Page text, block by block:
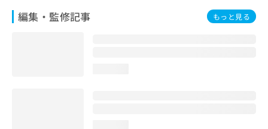
編集・監修記事 もっと見る